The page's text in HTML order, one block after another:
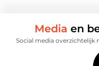
Media en
Social media overzichtelijk